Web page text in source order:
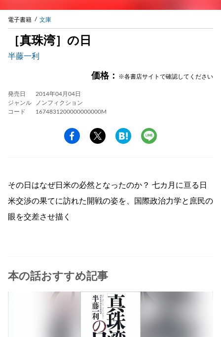
電子書籍 文庫
［真珠湾］の日
半藤一利
価格： ※各書店サイトで確認してください
発売日
2014年04月04日
ジャンル
ノンフィクション
コード
1674831200000000000M
その日はなぜ日米の必然となったのか？ 七カ月に亘る日
米交渉の果てに訪れた開戦の姿を、国際政治力学と庶民の
眼を交差させ描く
本の話おすすめ記事